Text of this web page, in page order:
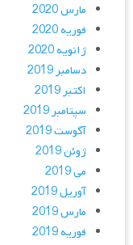
مارس 2020
فوریه 2020
ژانویه 2020
دسامبر 2019
اکتبر 2019
سپتامبر 2019
آگوست 2019
ژوئن 2019
می 2019
آوریل 2019
مارس 2019
فوریه 2019